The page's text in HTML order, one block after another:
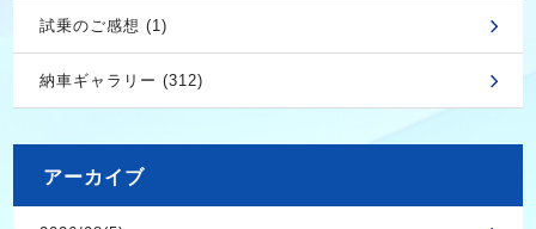
試乗のご感想 (1)
納車ギャラリー (312)
アーカイブ